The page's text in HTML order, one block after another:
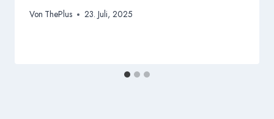
Von ThePlus 23. Juli, 2025